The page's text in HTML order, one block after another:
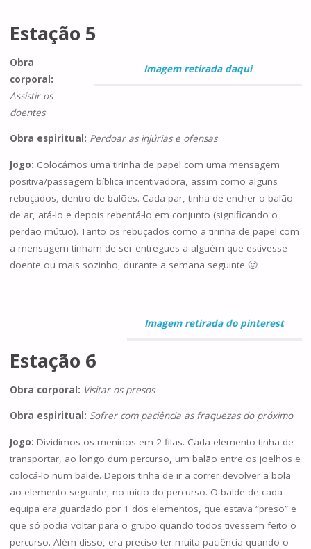
Estação 5
Imagem retirada daqui
Obra
corporal:
Assistir os
doentes
Obra espiritual: Perdoar as injúrias e ofensas
Jogo: Colocámos uma tirinha de papel com uma mensagem
positiva/passagem bíblica incentivadora, assim como alguns
rebuçados, dentro de balões. Cada par, tinha de encher o balão
de ar, atá-lo e depois rebentá-lo em conjunto (significando o
perdão mútuo). Tanto os rebuçados como a tirinha de papel com
a mensagem tinham de ser entregues a alguém que estivesse
doente ou mais sozinho, durante a semana seguinte 🙂
Imagem retirada do pinterest
Estação 6
Obra corporal: Visitar os presos
Obra espiritual: Sofrer com paciência as fraquezas do próximo
Jogo: Dividimos os meninos em 2 filas. Cada elemento tinha de
transportar, ao longo dum percurso, um balão entre os joelhos e
colocá-lo num balde. Depois tinha de ir a correr devolver a bola
ao elemento seguinte, no início do percurso. O balde de cada
equipa era guardado por 1 dos elementos, que estava “preso” e
que só podia voltar para o grupo quando todos tivessem feito o
percurso. Além disso, era preciso ter muita paciência quando o